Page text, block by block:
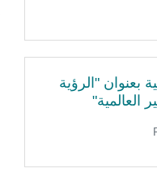
بعنوان "الرؤية
العالمية"